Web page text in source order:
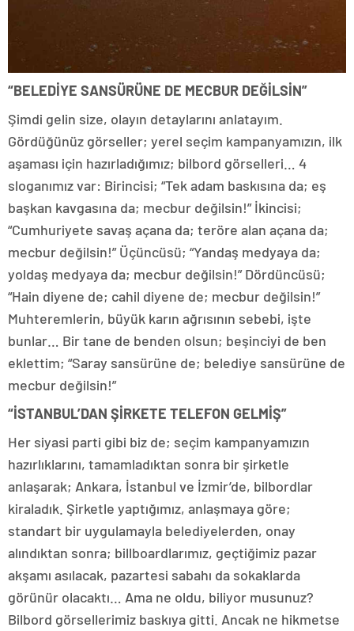
“BELEDİYE SANSÜRÜNE DE MECBUR DEĞİLSİN”
Şimdi gelin size, olayın detaylarını anlatayım.
Gördüğünüz görseller; yerel seçim kampanyamızın, ilk
aşaması için hazırladığımız; bilbord görselleri… 4
sloganımız var: Birincisi; “Tek adam baskısına da; eş
başkan kavgasına da; mecbur değilsin!” İkincisi;
“Cumhuriyete savaş açana da; teröre alan açana da;
mecbur değilsin!” Üçüncüsü; “Yandaş medyaya da;
yoldaş medyaya da; mecbur değilsin!” Dördüncüsü;
“Hain diyene de; cahil diyene de; mecbur değilsin!”
Muhteremlerin, büyük karın ağrısının sebebi, işte
bunlar… Bir tane de benden olsun; beşinciyi de ben
eklettim; “Saray sansürüne de; belediye sansürüne de
mecbur değilsin!”
“İSTANBUL’DAN ŞİRKETE TELEFON GELMİŞ”
Her siyasi parti gibi biz de; seçim kampanyamızın
hazırlıklarını, tamamladıktan sonra bir şirketle
anlaşarak; Ankara, İstanbul ve İzmir’de, bilbordlar
kiraladık. Şirketle yaptığımız, anlaşmaya göre;
standart bir uygulamayla belediyelerden, onay
alındıktan sonra; billboardlarımız, geçtiğimiz pazar
akşamı asılacak, pazartesi sabahı da sokaklarda
görünür olacaktı… Ama ne oldu, biliyor musunuz?
Bilbord görsellerimiz baskıya gitti. Ancak ne hikmetse